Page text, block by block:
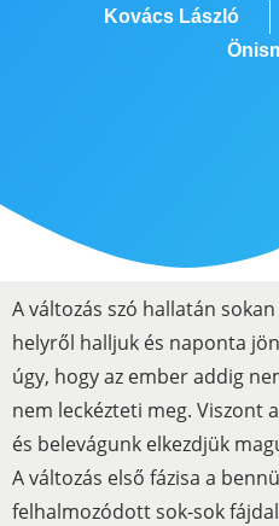
Kovács László
A változás szó hallatán
helyről halljuk és naponta
úgy, hogy az ember addig
nem leckézteti meg. Viszont
és belevágunk elkezdjük
A változás első fázisa a
felhalmozódott sok-sok